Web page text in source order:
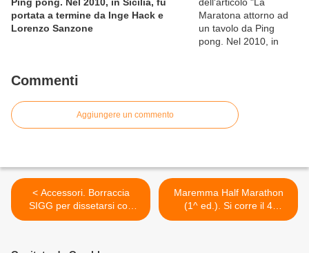
portata a termine da Inge Hack e
Lorenzo Sanzone
Commenti
Aggiungere un commento
< Accessori. Borraccia
SIGG per dissetarsi con
stile, in due differenti
Maremma Half Marathon
(1^ ed.). Si corre il 4
novembre, valevole come